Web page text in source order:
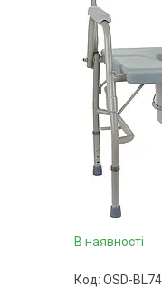
В наявності
OSD-